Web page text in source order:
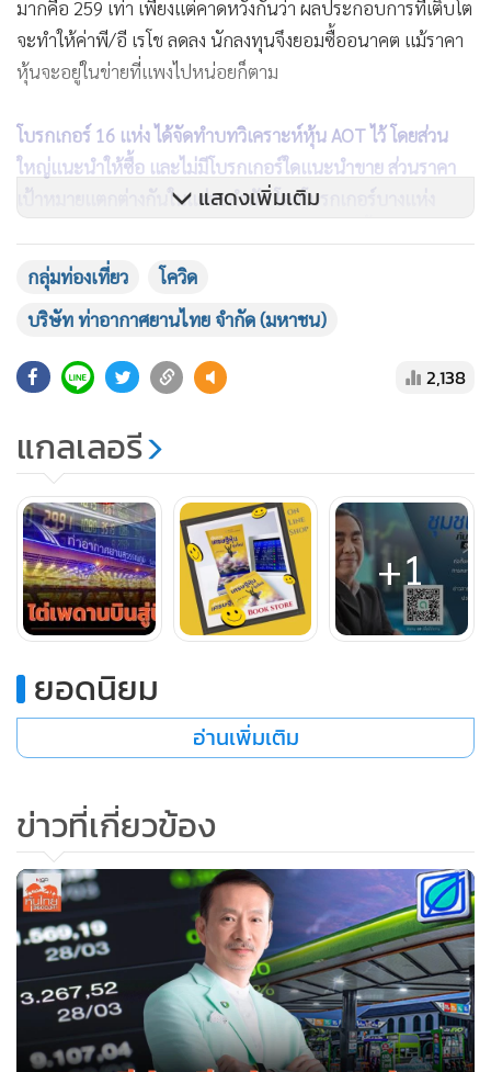
มากคือ 259 เท่า เพียงแต่คาดหวังกันว่า ผลประกอบการที่เติบโต
จะทำให้ค่าพี/อี เรโช ลดลง นักลงทุนจึงยอมซื้ออนาคต แม้ราคา
หุ้นจะอยู่ในข่ายที่แพงไปหน่อยก็ตาม
โบรกเกอร์ 16 แห่ง ได้จัดทำบทวิเคราะห์หุ้น AOT ไว้ โดยส่วน
ใหญ่แนะนำให้ซื้อ และไม่มีโบรกเกอร์ใดแนะนำขาย ส่วนราคา
เป้าหมายแตกต่างกันในแต่ละสำนัก โดยโบรกเกอร์บางแห่ง
หมายไว้ที่ 92 บาท
แต่ราคาเป้าหมายเฉลี่ยของ 16 โบรกเกอร์อยู่ที่ 83.37 บาท หรือ
สูงกว่าราคาบนกระดานล่าสุดประมาณ 10 บาท ซึ่งหมายถึงยังมี
ช่องว่างการทำกำไรจากหุ้นตัวนี้ได้อยู่
โครงสร้างผู้ถือหุ้น AOT ประกอบด้วยกระทรวงการคลัง ในฐานะ
ผู้ถือหุ้นใหญ่สัดส่วน 70% ของทุนจดทะเบียน โดยผู้ถือหุ้นใหญ่
10 อันดับแรก เกือบทั้งหมดเป็นนักลงทุนสถาบันทั้งในและต่าง
ประเทศ ซึ่งถือเพื่อการลงทุนระยะยาว ส่วนผู้ถือหุ้นรายย่อย มี
จำนวน 78,988 ราย
AOT จัดเป็นหุ้นยอดนิยม มีนักลงทุนฝากชะตากรรมไว้ร่วมแสน
ชีวิต การฟื้นคืนสู่ความสดใส ราคาหุ้นกำลังไต่ระดับใกล้ทะลุสร้าง
จุดสูงสุดใหม่ ทำให้นักลงทุนที่ถือหุ้นไว้รอคอยมีความคึกคัก
แสดงเพิ่มเติม
กลุ่มท่องเที่ยว
โควิด
บริษัท ท่าอากาศยานไทย จำกัด (มหาชน)
2,138
แกลเลอรี
+1
ยอดนิยม
อ่านเพิ่มเติม
ข่าวที่เกี่ยวข้อง